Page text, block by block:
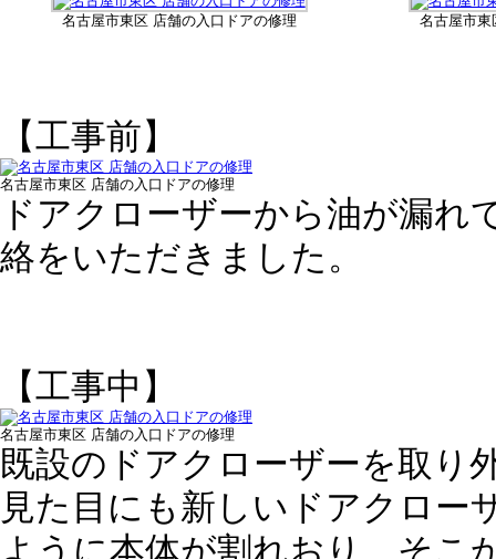
名古屋市東区 店舗の入口ドアの修理 名古屋市東
【工事前】
名古屋市東区 店舗の入口ドアの修理
ドアクローザーから油が漏
絡をいただきました。
【工事中】
名古屋市東区 店舗の入口ドアの修理
既設のドアクローザーを取り
見た目にも新しいドアクロー
ように本体が割れおり、そこ